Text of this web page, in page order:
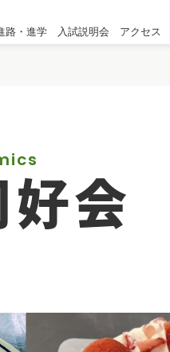
路・進学 入試説明会 アクセス
会